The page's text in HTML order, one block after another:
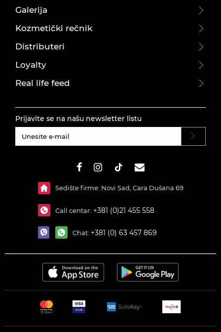
Galerija
Kozmetički rečnik
Distributeri
Loyalty
Real life feed
Prijavite se na našu newsletter listu
Sedište firme: Novi Sad, Cara Dušana 69
Call centar: +381 (0)21 455 558
Chat: +381 (0) 63 457 869